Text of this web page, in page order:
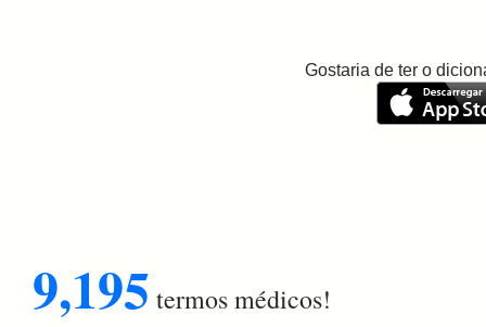
Gostaria de ter o
9,195 termos médicos!